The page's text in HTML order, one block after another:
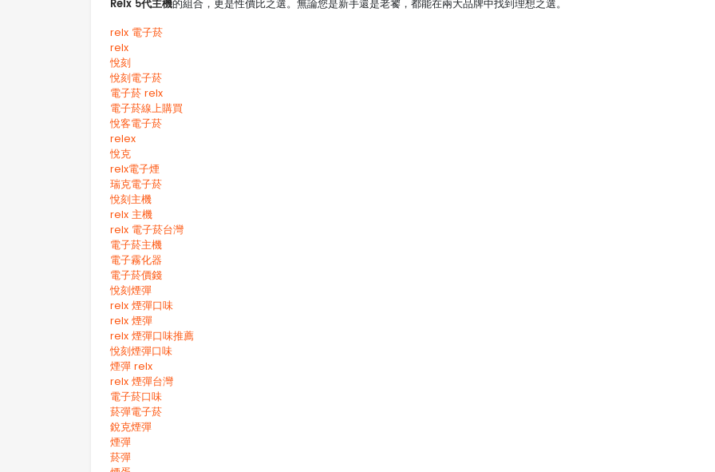
Relx 5代主機的組合，更是性價比之選。無論您是新手還是老饕，都能在兩大品牌中找到理想之選。
relx 電子菸
relx
悅刻
悅刻電子菸
電子菸 relx
電子菸線上購買
悅客電子菸
relex
悅克
relx電子煙
瑞克電子菸
悅刻主機
relx 主機
relx 電子菸台灣
電子菸主機
電子霧化器
電子菸價錢
悅刻煙彈
relx 煙彈口味
relx 煙彈
relx 煙彈口味推薦
悅刻煙彈口味
煙彈 relx
relx 煙彈台灣
電子菸口味
菸彈電子菸
銳克煙彈
煙彈
菸彈